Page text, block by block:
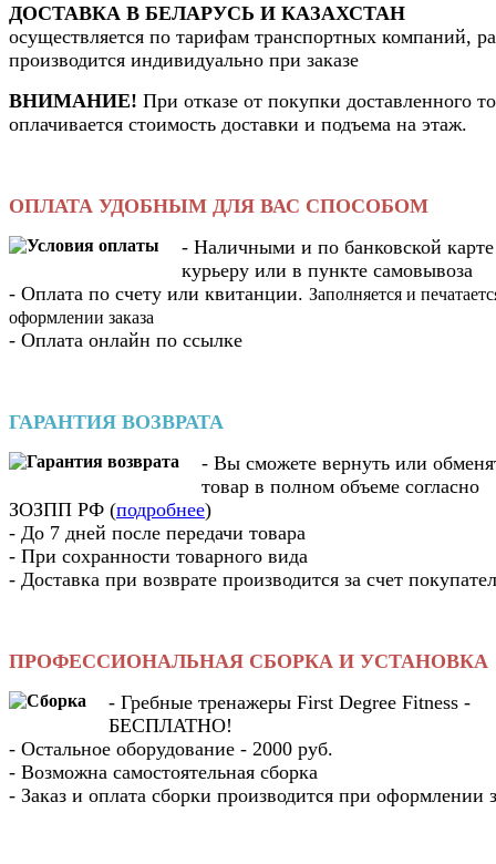
ДОСТАВКА В БЕЛАРУСЬ И КАЗАХСТАН
осуществляется по тарифам транспортных компаний,
производится индивидуально при заказе
ВНИМАНИЕ! При отказе от покупки доставленного
оплачивается стоимость доставки и подъема на этаж.
ОПЛАТА УДОБНЫМ ДЛЯ ВАС СПОСОБОМ
- Наличными и по банковской карте
курьеру или в пункте самовывоза
- Оплата по счету или квитанции. Заполняется и
оформлении заказа
- Оплата онлайн по ссылке
ГАРАНТИЯ ВОЗВРАТА
- Вы cможете вернуть или
товар в полном объеме согласно
ЗОЗПП РФ (подробнее)
- До 7 дней после передачи товара
- При сохранности товарного вида
- Доставка при возврате производится за счет
ПРОФЕССИОНАЛЬНАЯ СБОРКА И УСТАНОВКА
- Гребные тренажеры First Degree Fitness -
БЕСПЛАТНО!
- Остальное оборудование - 2000 руб.
- Возможна самостоятельная сборка
- Заказ и оплата сборки производится при оформлении